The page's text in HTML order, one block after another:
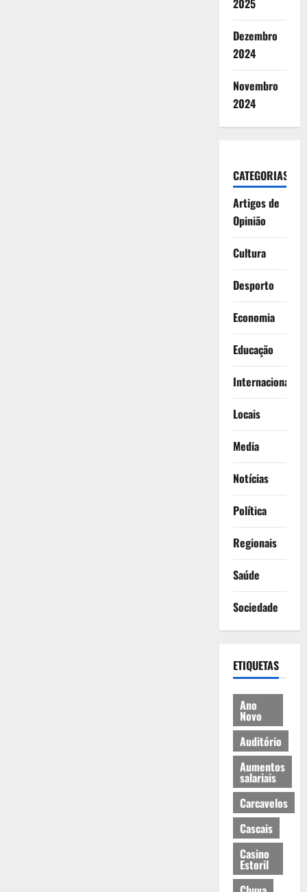
2025
Dezembro
2024
Novembro
2024
CATEGORIAS
Artigos de
Opinião
Cultura
Desporto
Economia
Educação
Internacionais
Locais
Media
Notícias
Política
Regionais
Saúde
Sociedade
ETIQUETAS
Ano
Novo
Auditório
Aumentos
salariais
Carcavelos
Cascais
Casino
Estoril